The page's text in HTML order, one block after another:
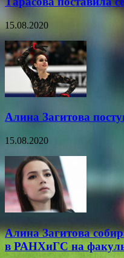
15.08.2020
Алина Загитова
15.08.2020
Алина Загитова
в РАНХиГС на